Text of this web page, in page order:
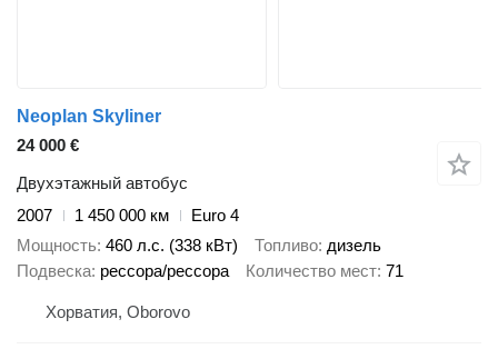
Neoplan Skyliner
24 000 €
Двухэтажный автобус
2007
1 450 000 км
Euro 4
Мощность 460 л.с. (338 кВт) Топливо дизель
Подвеска рессора/рессора Количество мест 71
Хорватия, Oborovo